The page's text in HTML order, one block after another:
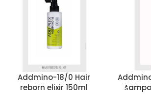
Addmino-18/0 Hair
reborn elixir 150ml